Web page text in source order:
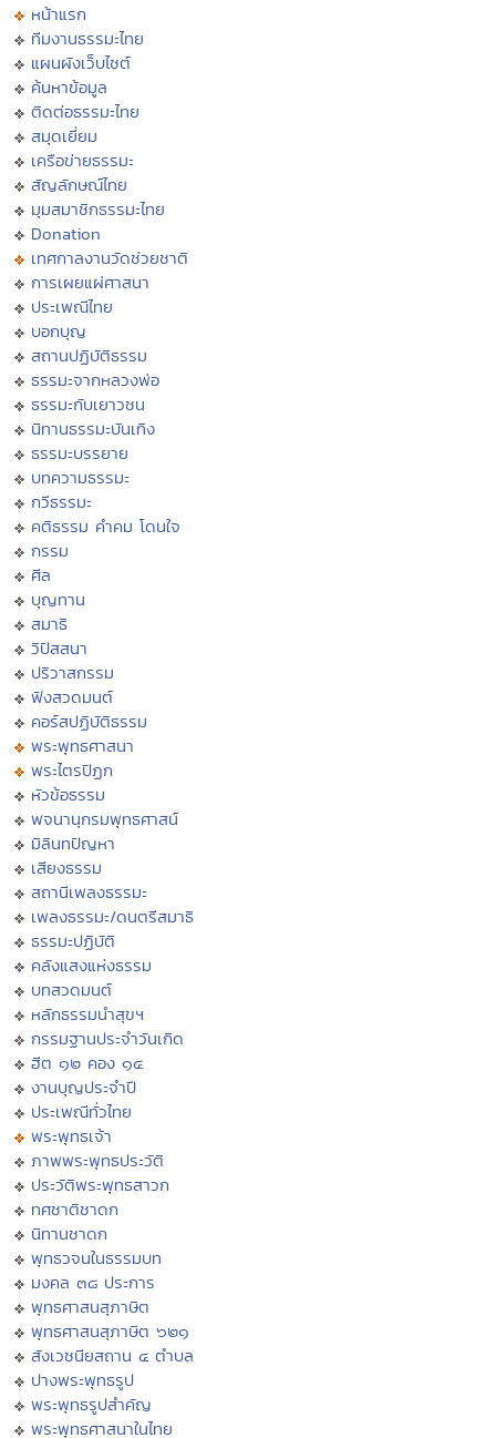
หน้าแรก
ทีมงานธรรมะไทย
แผนผังเว็บไซต์
ค้นหาข้อมูล
ติดต่อธรรมะไทย
สมุดเยี่ยม
เครือข่ายธรรมะ
สัญลักษณ์ไทย
มุมสมาชิกธรรมะไทย
Donation
เทศกาลงานวัดช่วยชาติ
การเผยแผ่ศาสนา
ประเพณีไทย
บอกบุญ
สถานปฏิบัติธรรม
ธรรมะจากหลวงพ่อ
ธรรมะกับเยาวชน
นิทานธรรมะบันเทิง
ธรรมะบรรยาย
บทความธรรมะ
กวีธรรมะ
คติธรรม คำคม โดนใจ
กรรม
ศีล
บุญทาน
สมาธิ
วิปัสสนา
ปริวาสกรรม
ฟังสวดมนต์
คอร์สปฏิบัติธรรม
พระพุทธศาสนา
พระไตรปิฏก
หัวข้อธรรม
พจนานุกรมพุทธศาสน์
มิลินทปัญหา
เสียงธรรม
สถานีเพลงธรรมะ
เพลงธรรมะ/ดนตรีสมาธิ
ธรรมะปฏิบัติ
คลังแสงแห่งธรรม
บทสวดมนต์
หลักธรรมนำสุขฯ
กรรมฐานประจำวันเกิด
ฮีต ๑๒ คอง ๑๔
งานบุญประจำปี
ประเพณีทั่วไทย
พระพุทธเจ้า
ภาพพระพุทธประวัติ
ประวัติพระพุทธสาวก
ทศชาติชาดก
นิทานชาดก
พุทธวจนในธรรมบท
มงคล ๓๘ ประการ
พุทธศาสนสุภาษิต
พุทธศาสนสุภาษิต ๖๒๑
สังเวชนียสถาน ๔ ตำบล
ปางพระพุทธรูป
พระพุทธรูปสำคัญ
พระพุทธศาสนาในไทย